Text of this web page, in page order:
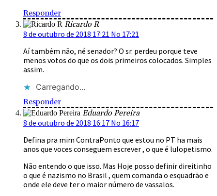
Responder
Ricardo R
8 de outubro de 2018 17:21 No 17:21
Aí também não, né senador? O sr. perdeu porque teve
menos votos do que os dois primeiros colocados. Simples
assim.
Carregando...
Responder
Eduardo Pereira
8 de outubro de 2018 16:17 No 16:17
Defina pra mim ContraPonto que estou no PT ha mais
anos que voces conseguem escrever , o que é lulopetismo.
Não entendo o que isso. Mas Hoje posso definir direitinho
o que é nazismo no Brasil , quem comanda o esquadrão e
onde ele deve ter o maior número de vassalos.